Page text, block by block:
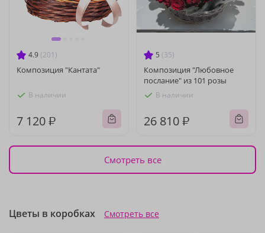
4.9 (201)
Композиция "Кантата"
В наличии
7 120 ₽
5 (35)
Композиция "Любовное
послание" из 101 розы
В наличии
26 810 ₽
Смотреть все
Цветы в коробках Смотреть все